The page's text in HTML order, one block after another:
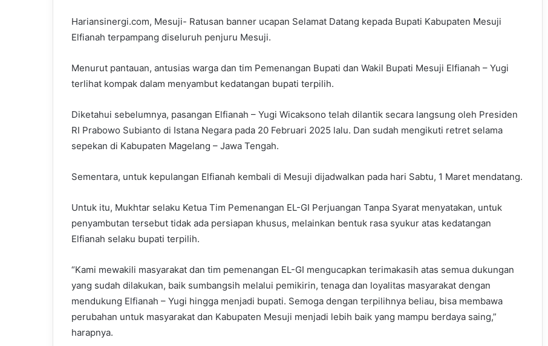
Hariansinergi.com, Mesuji- Ratusan banner ucapan Selamat Datang kepada Bupati Kabupaten Mesuji
Elfianah terpampang diseluruh penjuru Mesuji.
Menurut pantauan, antusias warga dan tim Pemenangan Bupati dan Wakil Bupati Mesuji Elfianah – Yugi
terlihat kompak dalam menyambut kedatangan bupati terpilih.
Diketahui sebelumnya, pasangan Elfianah – Yugi Wicaksono telah dilantik secara langsung oleh Presiden
RI Prabowo Subianto di Istana Negara pada 20 Februari 2025 lalu. Dan sudah mengikuti retret selama
sepekan di Kabupaten Magelang – Jawa Tengah.
Sementara, untuk kepulangan Elfianah kembali di Mesuji dijadwalkan pada hari Sabtu, 1 Maret mendatang.
Untuk itu, Mukhtar selaku Ketua Tim Pemenangan EL-GI Perjuangan Tanpa Syarat menyatakan, untuk
penyambutan tersebut tidak ada persiapan khusus, melainkan bentuk rasa syukur atas kedatangan
Elfianah selaku bupati terpilih.
“Kami mewakili masyarakat dan tim pemenangan EL-GI mengucapkan terimakasih atas semua dukungan
yang sudah dilakukan, baik sumbangsih melalui pemikirin, tenaga dan loyalitas masyarakat dengan
mendukung Elfianah – Yugi hingga menjadi bupati. Semoga dengan terpilihnya beliau, bisa membawa
perubahan untuk masyarakat dan Kabupaten Mesuji menjadi lebih baik yang mampu berdaya saing,”
harapnya.